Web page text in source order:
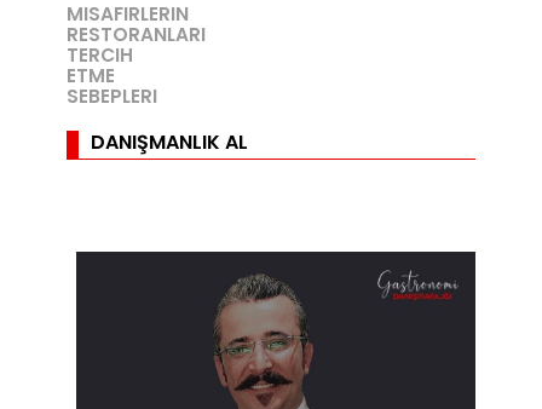
MISAFIRLERIN
RESTORANLARI
TERCIH
ETME
SEBEPLERI
DANIŞMANLIK AL